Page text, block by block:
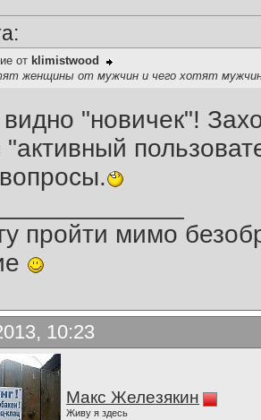
от klimistwood
женщины от мужчин и чего хотят
"новичек"!
"активный
пройти мимо
10:23
Макс Железякин
Живу я здесь